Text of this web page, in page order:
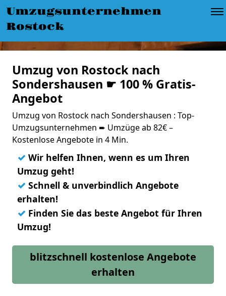
Umzugsunternehmen
Rostock
Umzug von Rostock nach
Sondershausen ☛ 100 % Gratis-
Angebot
Umzug von Rostock nach Sondershausen : Top-
Umzugsunternehmen ➨ Umzüge ab 82€ –
Kostenlose Angebote in 4 Min.
✓ Wir helfen Ihnen, wenn es um Ihren
Umzug geht!
✓ Schnell & unverbindlich Angebote
erhalten!
✓ Finden Sie das beste Angebot für Ihren
Umzug!
blitzschnell kostenlose Angebote
erhalten